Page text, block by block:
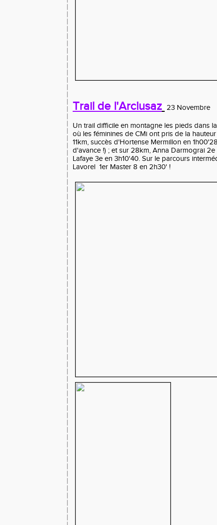
Trail de l'Arclusaz 23 Novembre
Un trail difficile en montagne les pieds dans
où les féminines de CMi ont pris de la
11km, succès d'Hortense Mermillon en
d'avance !) ; et sur 28km, Anna Darmograi 2e
Lafaye 3e en 3h10'40. Sur le parcours
Lavorel 1er Master 8 en 2h30' !